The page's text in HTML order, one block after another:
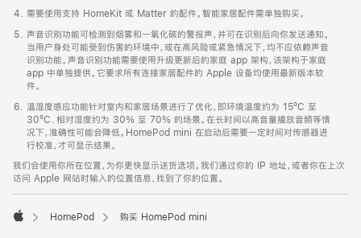
需要使用支持 HomeKit 或 Matter 的配件。智能家居配件需单独购买。
声音识别功能可检测到烟雾和一氧化碳的警报声，并可在识别后向你发送通知。
当用户身处可能受到伤害的环境中，或在高风险或紧急情况下，均不应依赖声音
识别功能。声音识别功能需要使用升级更新后的家庭 app 架构，该架构于家庭
app 中单独提供。它要求所有连接家居配件的 Apple 设备均使用最新版本软
件。
温湿度感应功能针对室内和家居场景进行了优化，即环境温度约为 15ºC 至
30ºC、相对湿度约为 30% 至 70% 的场景。在长时间以高音量播放音频等情
况下，准确性可能会降低。HomePod mini 在启动后需要一定时间对传感器进
行校准，才可显示结果。
我们会使用你所在位置，为你更快显示送货选项。我们通过你的 IP 地址，或者你在上次
访问 Apple 网站时输入的位置信息，找到了你的位置。
HomePod 购买 HomePod mini